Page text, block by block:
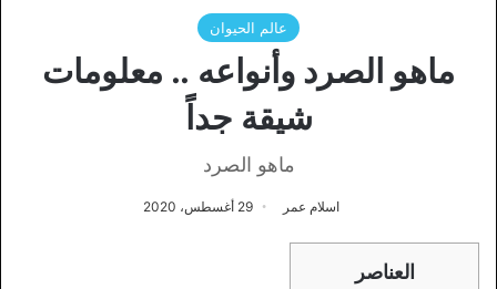
عالم الحيوان
ماهو الصرد وأنواعه .. معلومات
شيقة جداً
ماهو الصرد
اسلام عمر 29 أغسطس، 2020
العناصر